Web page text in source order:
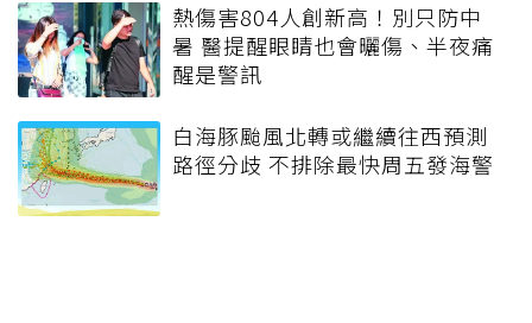
熱傷害804人創新高！別只防中
暑 醫提醒眼睛也會曬傷、半夜痛
醒是警訊
白海豚颱風北轉或繼續往西預測
路徑分歧 不排除最快周五發海警